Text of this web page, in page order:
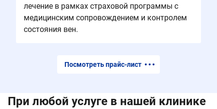
лечение в рамках страховой программы с
медицинским сопровождением и контролем
состояния вен.
Посмотреть прайс-лист
При любой услуге в нашей клинике